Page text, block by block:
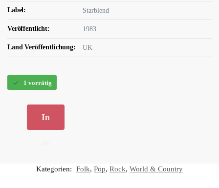
Label: Starblend
Veröffentlicht: 1983
Land Veröffentlichung: UK
1 vorrätig
In
n
Kategorien: Folk, Pop, Rock, World & Country